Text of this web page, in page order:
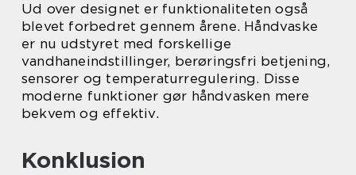
Ud over designet er funktionaliteten også
blevet forbedret gennem årene. Håndvaske
er nu udstyret med forskellige
vandhaneindstillinger, berøringsfri betjening,
sensorer og temperaturregulering. Disse
moderne funktioner gør håndvasken mere
bekvem og effektiv.
Konklusion